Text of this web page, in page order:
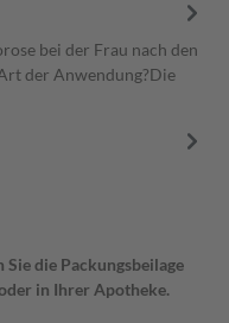
bei der Frau nach den
der Anwendung?Die
die Packungsbeilage
in Ihrer Apotheke.